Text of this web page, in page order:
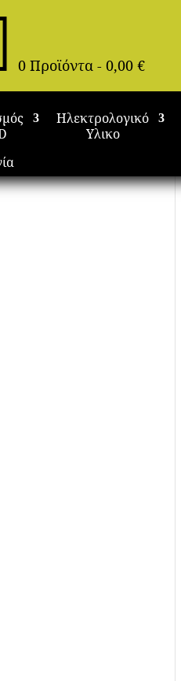
0 Προϊόντα - 0,00€
Ηλεκτρολογικό
Υλικο